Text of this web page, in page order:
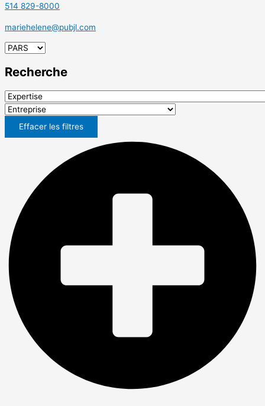
514 829-8000
mariehelene@pubjl.com
Recherche
Effacer les filtres